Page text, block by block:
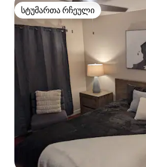
სტუმართა რჩეული
სტუმართა რჩეული